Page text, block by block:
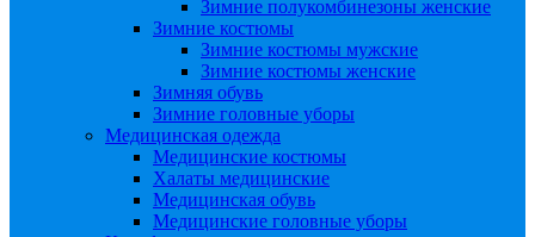
Зимние полукомбинезоны женские
Зимние костюмы
Зимние костюмы мужские
Зимние костюмы женские
Зимняя обувь
Зимние головные уборы
Медицинская одежда
Медицинские костюмы
Халаты медицинские
Медицинская обувь
Медицинские головные уборы